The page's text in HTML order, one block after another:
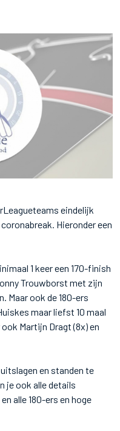
eindelijk
Hieronder een
1 keer een 170-finish
Trouwborst met zijn
Maar ook de 180-ers
maar liefst 10 maal
Martijn Dragt (8x) en
en standen te
je ook alle details
alle 180-ers en hoge